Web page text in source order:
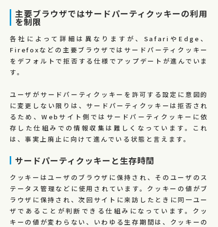
主要ブラウザではサードパーティクッキーの利用
を制限
各社によって詳細は異なりますが、SafariやEdge、
Firefoxなどの主要ブラウザではサードパーティクッキー
をデフォルトで拒否する仕様でアップデートが進んでいま
す。
ユーザがサードパーティクッキーを許可する設定に意図的
に変更しない限りは、サードパーティクッキーは拒否され
るため、Webサイト側ではサードパーティクッキーに依
存した仕組みでの情報収集は難しくなっています。これ
は、事実上廃止に向けて進んでいる状態と言えます。
サードパーティクッキーと生存時間
クッキーはユーザのブラウザに保持され、そのユーザのス
テータス管理などに使用されています。クッキーの値がブ
ラウザに保持され、次回サイトに来訪したときに同一ユー
ザであることが判断できる仕組みになっています。クッ
キーの値が変わらない、いわゆる生存期間は、クッキーの